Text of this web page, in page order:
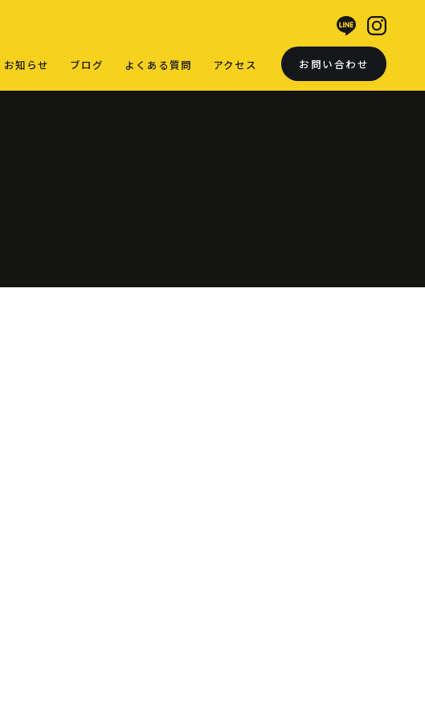
お知らせ ブログ よくある質問 アクセス お問い合わせ